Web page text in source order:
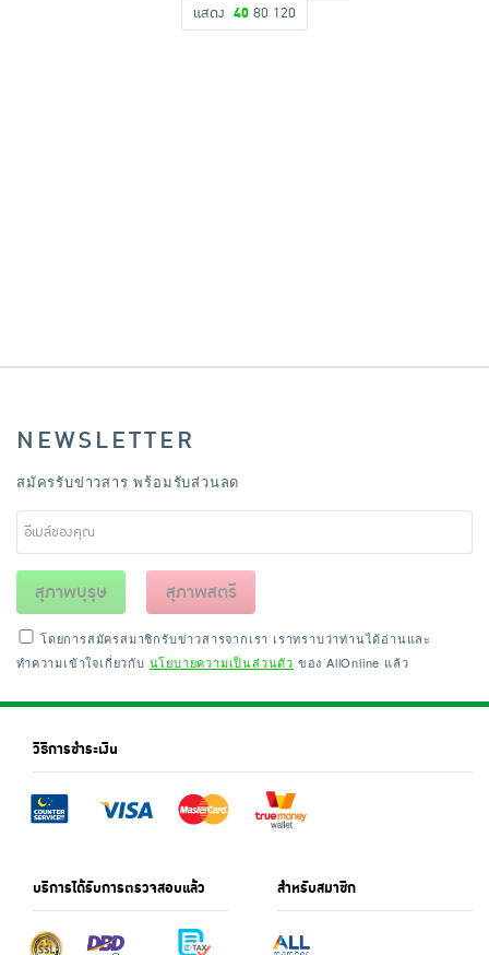
แสดง 40 80 120
NEWSLETTER
สมัครรับข่าวสาร พร้อมรับส่วนลด
สุภาพบุรุษ สุภาพสตรี
โดยการสมัครสมาชิกรับข่าวสารจากเรา เราทราบว่าท่านได้อ่านและ
ทำความเข้าใจเกี่ยวกับ นโยบายความเป็นส่วนตัว ของ AllOnline แล้ว
วิธีการชำระเงิน
บริการได้รับการตรวจสอบแล้ว สำหรับสมาชิก